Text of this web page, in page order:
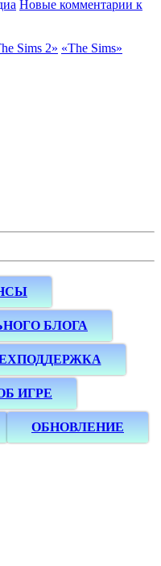
Новые комментарии к
Sims 2» «The Sims»
БЛОГА
ИГРЕ
ОБНОВЛЕНИЕ